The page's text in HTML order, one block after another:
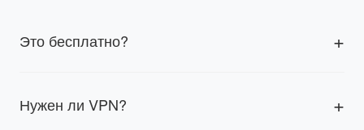
Это бесплатно?
Нужен ли VPN?